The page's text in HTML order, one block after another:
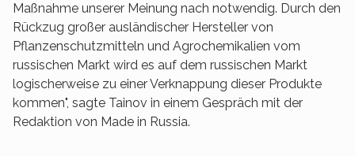
Maßnahme unserer Meinung nach notwendig. Durch den
Rückzug großer ausländischer Hersteller von
Pflanzenschutzmitteln und Agrochemikalien vom
russischen Markt wird es auf dem russischen Markt
logischerweise zu einer Verknappung dieser Produkte
kommen", sagte Tainov in einem Gespräch mit der
Redaktion von Made in Russia.